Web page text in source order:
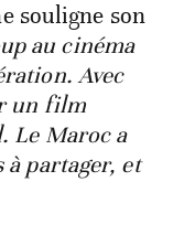
souligne son
au cinéma
Avec
un film
Le Maroc a
partager, et